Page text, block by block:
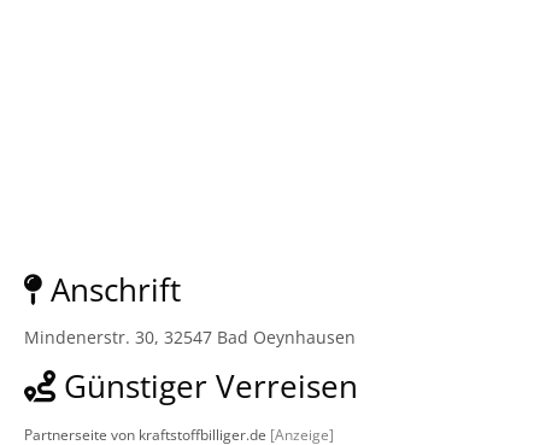
Anschrift
Mindenerstr. 30, 32547 Bad Oeynhausen
Günstiger Verreisen
Partnerseite von kraftstoffbilliger.de [Anzeige]